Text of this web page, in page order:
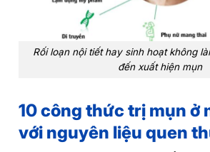
Rối loạn nội tiết hay sinh hoạt không
đến xuất hiện mụn
10 công thức trị mụn ở
với nguyên liệu quen